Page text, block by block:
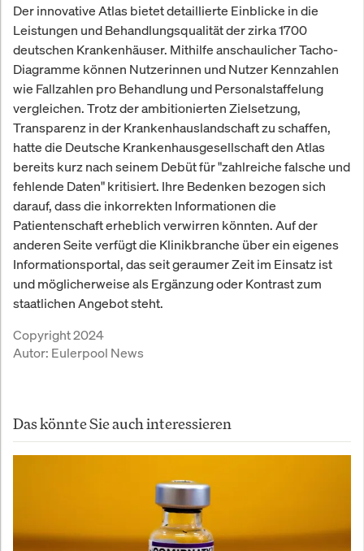
Der innovative Atlas bietet detaillierte Einblicke in die
Leistungen und Behandlungsqualität der zirka 1700
deutschen Krankenhäuser. Mithilfe anschaulicher Tacho-
Diagramme können Nutzerinnen und Nutzer Kennzahlen
wie Fallzahlen pro Behandlung und Personalstaffelung
vergleichen. Trotz der ambitionierten Zielsetzung,
Transparenz in der Krankenhauslandschaft zu schaffen,
hatte die Deutsche Krankenhausgesellschaft den Atlas
bereits kurz nach seinem Debüt für "zahlreiche falsche und
fehlende Daten" kritisiert. Ihre Bedenken bezogen sich
darauf, dass die inkorrekten Informationen die
Patientenschaft erheblich verwirren könnten. Auf der
anderen Seite verfügt die Klinikbranche über ein eigenes
Informationsportal, das seit geraumer Zeit im Einsatz ist
und möglicherweise als Ergänzung oder Kontrast zum
staatlichen Angebot steht.
Copyright 2024
Autor: Eulerpool News
Das könnte Sie auch interessieren